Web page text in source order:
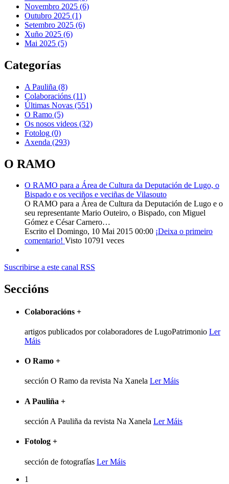
Novembro 2025 (6)
Outubro 2025 (1)
Setembro 2025 (6)
Xuño 2025 (6)
Mai 2025 (5)
Categorías
A Pauliña (8)
Colaboracións (11)
Últimas Novas (551)
O Ramo (5)
Os nosos videos (32)
Fotolog (0)
Axenda (293)
O RAMO
O RAMO para a Área de Cultura da Deputación de Lugo, o
Bispado e os veciños e veciñas de Vilasouto
O RAMO para a Área de Cultura da Deputación de Lugo e o
seu representante Mario Outeiro, o Bispado, con Miguel
Gómez e César Carnero…
Escrito el Domingo, 10 Mai 2015 00:00 ¡Deixa o primeiro
comentario! Visto 10791 veces
Suscribirse a este canal RSS
Seccións
Colaboracións +
artigos publicados por colaboradores de LugoPatrimonio Ler
Máis
O Ramo +
sección O Ramo da revista Na Xanela Ler Máis
A Pauliña +
sección A Pauliña da revista Na Xanela Ler Máis
Fotolog +
sección de fotografías Ler Máis
1